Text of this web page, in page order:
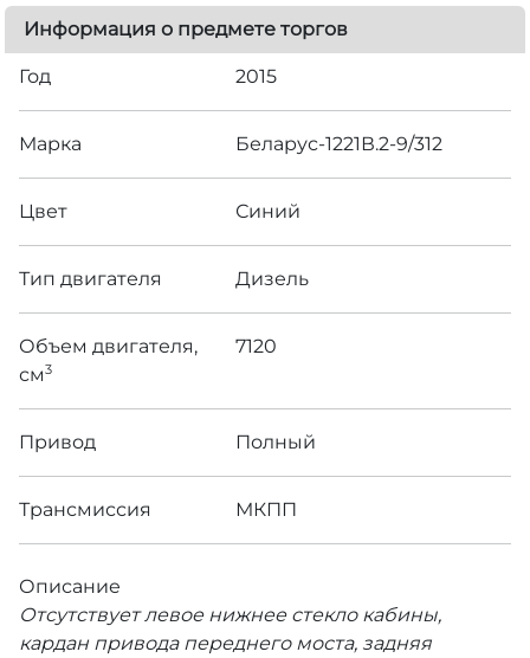
Информация о предмете торгов
Год 2015
Марка Беларус-1221В.2-9/312
Цвет Синий
Тип двигателя Дизель
Объем двигателя,
см3
7120
Привод Полный
Трансмиссия МКПП
Описание
Отсутствует левое нижнее стекло кабины,
кардан привода переднего моста, задняя